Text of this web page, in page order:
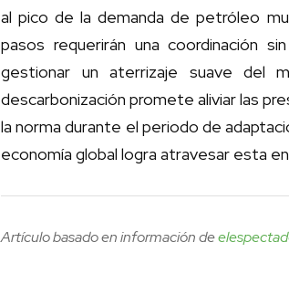
al pico de la demanda de petróleo
pasos requerirán una coordinación
gestionar un aterrizaje suave del
descarbonización promete aliviar las
la norma durante el periodo de
economía global logra atravesar esta
Artículo basado en información de